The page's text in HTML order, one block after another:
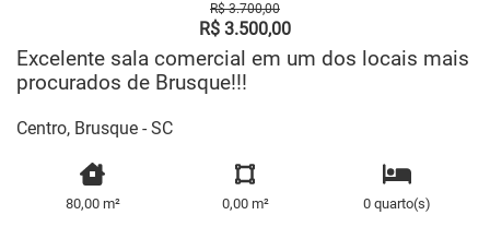
R$ 3.700,00
R$ 3.500,00
Excelente sala comercial em um dos locais mais
procurados de Brusque!!!
Centro, Brusque - SC
80,00 m² 0,00 m² 0 quarto(s)